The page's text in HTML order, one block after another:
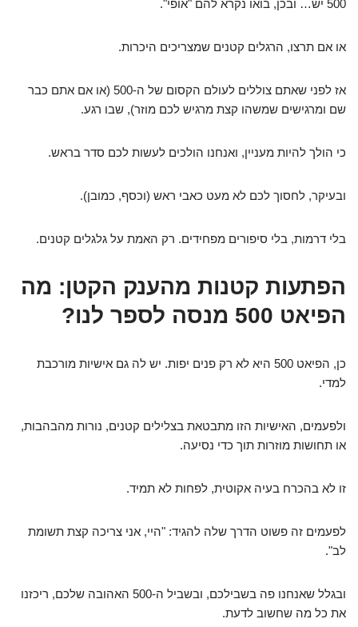
500 יש… ובכן, בואו נקרא להם "אופי".
או אם תרצו, הרגלים קטנים שמצריכים היכרות.
אז לפני שאתם צוללים לעולם הקסום של ה-500 (או אם אתם כבר
שם ומרגישים שמשהו קצת מרגיש לכם מוזר), שבו רגע.
כי הולך להיות מעניין, ואנחנו הולכים לעשות לכם סדר בראש.
ובעיקר, לחסוך לכם לא מעט כאבי ראש (וכסף, כמובן).
בלי דרמות, בלי סיפורים מפחידים. רק האמת על גלגלים קטנים.
הפתעות קטנות מהענק הקטן: מה
הפיאט 500 מנסה לספר לנו?
כן, הפיאט 500 היא לא רק פנים יפות. יש לה גם אישיות מורכבת
למדי.
ולפעמים, האישיות הזו מתבטאת בצלילים קטנים, נורות מהבהבות,
או תחושות מוזרות תוך כדי נסיעה.
זו לא בהכרח בעיה אקוטית, לפחות לא תמיד.
לפעמים זה פשוט הדרך שלה להגיד: "היי, אני צריכה קצת תשומת
לב".
ובגלל שאנחנו פה בשבילכם, ובשביל ה-500 האהובה שלכם, ריכזנו
את כל מה שחשוב לדעת.